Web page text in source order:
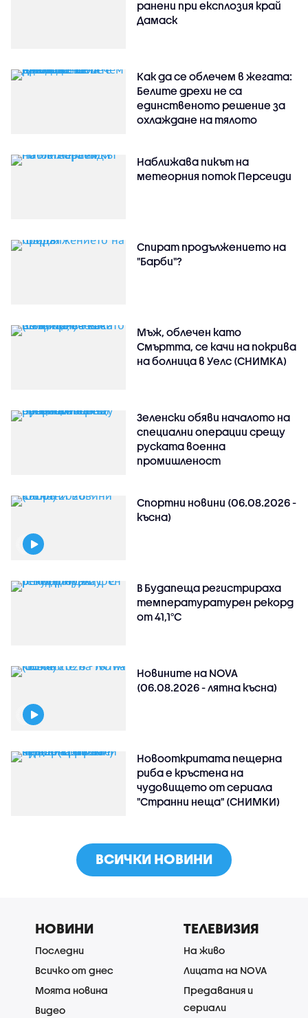
ранени при експлозия край
Дамаск
Как да се облечем в жегата:
Белите дрехи не са
единственото решение за
охлаждане на тялото
Наближава пикът на
метеорния поток Персеиди
Спират продължението на
"Барби"?
Мъж, облечен като
Смъртта, се качи на покрива
на болница в Уелс (СНИМКА)
Зеленски обяви началото на
специални операции срещу
руската военна
промишленост
Спортни новини (06.08.2026 -
късна)
В Будапеща регистрираха
температуратурен рекорд
от 41,1°C
Новините на NOVA
(06.08.2026 - лятна късна)
Новооткритата пещерна
риба е кръстена на
чудовището от сериала
"Странни неща" (СНИМКИ)
ВСИЧКИ НОВИНИ
НОВИНИ
Последни
Всичко от днес
Моята новина
Видео
ТЕЛЕВИЗИЯ
На живо
Лицата на NOVA
Предавания и
сериали